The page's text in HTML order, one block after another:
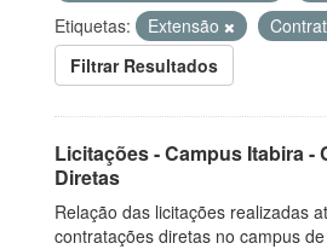
Etiquetas:
Extensão
Filtrar Resultados
Licitações - Campus Itabira -
Diretas
Relação das licitações realizadas
contratações diretas no campus